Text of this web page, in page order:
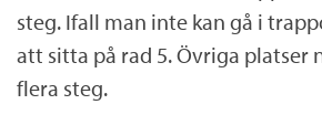
steg. Ifall man inte kan gå i
att sitta på rad 5. Övriga platser
flera steg.